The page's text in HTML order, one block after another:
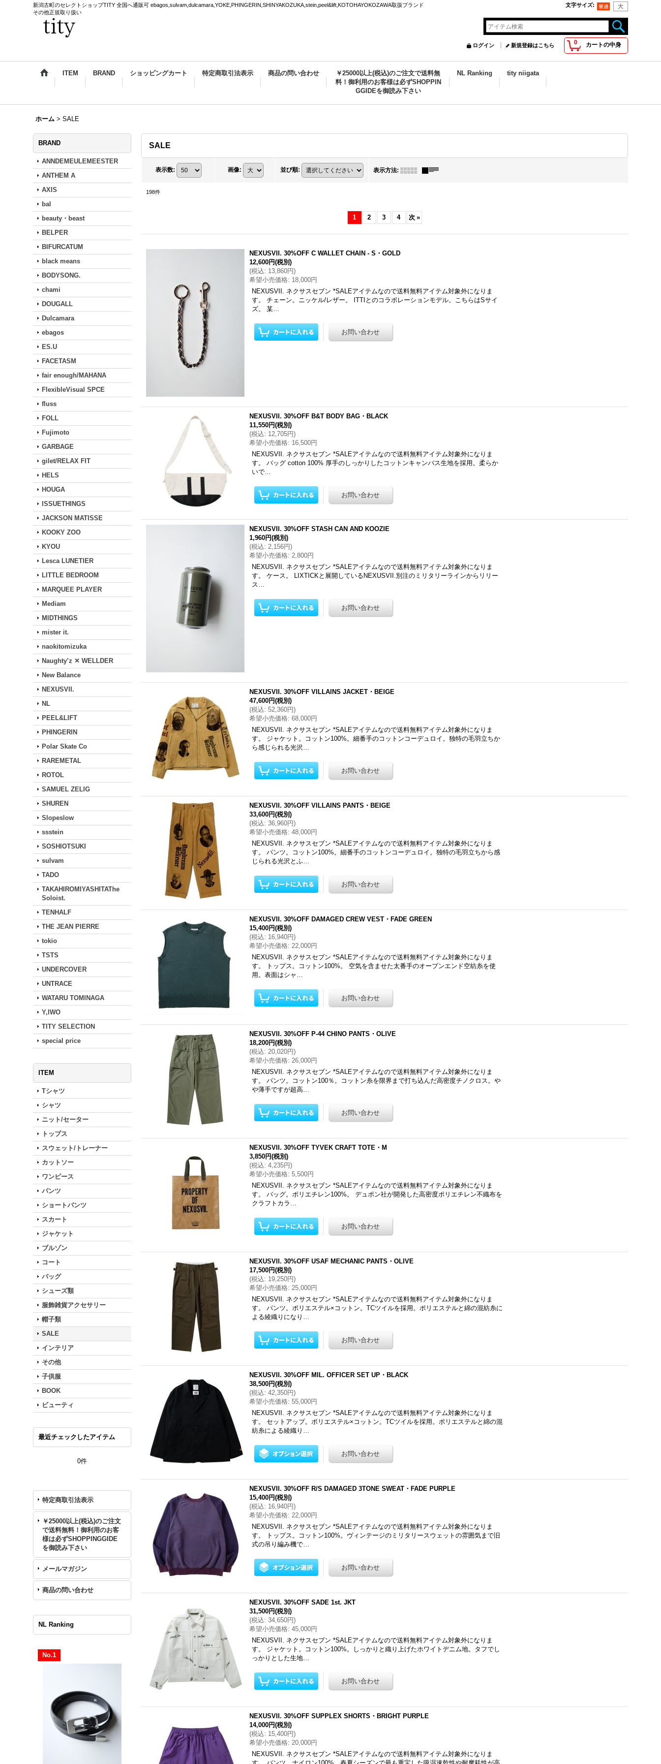
新潟古町のセレクトショップTITY 全国へ通販可 ebagos,sulvam,dulcamara,YOKE,PHINGERIN,SHINYAKOZUKA,stein,peel&lift,KOTOHAYOKOZAWA取扱ブランド
その他正規取り扱い
文字サイズ:
0 カートの中身
ログイン 新規登録はこちら
ITEM BRAND ショッピングカート 特定商取引法表示 商品の問い合わせ
￥25000以上(税込)のご注文で送料無
料！御利用のお客様は必ずSHOPPIN
GGIDEを御読み下さい
NL Ranking tity niigata
ホーム > SALE
BRAND
ANNDEMEULEMEESTER
ANTHEM A
AXIS
bal
beauty・beast
BELPER
BIFURCATUM
black means
BODYSONG.
chami
DOUGALL
Dulcamara
ebagos
ES.U
FACETASM
fair enough/MAHANA
FlexibleVisual SPCE
fluss
FOLL
Fujimoto
GARBAGE
gilet/RELAX FIT
HELS
HOUGA
ISSUETHINGS
JACKSON MATISSE
KOOKY ZOO
KYOU
Lesca LUNETIER
LITTLE BEDROOM
MARQUEE PLAYER
Mediam
MIDTHINGS
mister it.
naokitomizuka
Naughty’z ✕ WELLDER
New Balance
NEXUSVII.
NL
PEEL&LIFT
PHINGERIN
Polar Skate Co
RAREMETAL
ROTOL
SAMUEL ZELIG
SHUREN
Slopeslow
ssstein
SOSHIOTSUKI
sulvam
TADO
TAKAHIROMIYASHITAThe
Soloist.
TENHALF
THE JEAN PIERRE
tokio
TSTS
UNDERCOVER
UNTRACE
WATARU TOMINAGA
Y,IWO
TITY SELECTION
special price
ITEM
Tシャツ
シャツ
ニット/セーター
トップス
スウェット/トレーナー
カットソー
ワンピース
パンツ
ショートパンツ
スカート
ジャケット
ブルゾン
コート
バッグ
シューズ類
服飾雑貨アクセサリー
帽子類
SALE
インテリア
その他
子供服
BOOK
ビューティ
最近チェックしたアイテム
0件
特定商取引法表示
￥25000以上(税込)のご注文
で送料無料！御利用のお客
様は必ずSHOPPINGGIDE
を御読み下さい
メールマガジン
商品の問い合わせ
NL Ranking
No.1
SALE
表示数: 画像: 並び順: 表示方法:
198件
1 2 3 4 次 »
NEXUSVII. 30%OFF C WALLET CHAIN - S・GOLD
12,600円(税別)
(税込: 13,860円)
希望小売価格: 18,000円
NEXUSVII. ネクサスセブン *SALEアイテムなので送料無料アイテム対象外になりま
す。 チェーン。ニッケル/レザー。 ITTIとのコラボレーションモデル。こちらはSサイ
ズ。 某…
NEXUSVII. 30%OFF B&T BODY BAG・BLACK
11,550円(税別)
(税込: 12,705円)
希望小売価格: 16,500円
NEXUSVII. ネクサスセブン *SALEアイテムなので送料無料アイテム対象外になりま
す。 バッグ cotton 100% 厚手のしっかりしたコットンキャンバス生地を採用。柔らか
いで…
NEXUSVII. 30%OFF STASH CAN AND KOOZIE
1,960円(税別)
(税込: 2,156円)
希望小売価格: 2,800円
NEXUSVII. ネクサスセブン *SALEアイテムなので送料無料アイテム対象外になりま
す。 ケース。 LIXTICKと展開しているNEXUSVII.別注のミリタリーラインからリリー
ス…
NEXUSVII. 30%OFF VILLAINS JACKET・BEIGE
47,600円(税別)
(税込: 52,360円)
希望小売価格: 68,000円
NEXUSVII. ネクサスセブン *SALEアイテムなので送料無料アイテム対象外になりま
す。 ジャケット。コットン100%。細番手のコットンコーデュロイ。独特の毛羽立ちか
ら感じられる光沢…
NEXUSVII. 30%OFF VILLAINS PANTS・BEIGE
33,600円(税別)
(税込: 36,960円)
希望小売価格: 48,000円
NEXUSVII. ネクサスセブン *SALEアイテムなので送料無料アイテム対象外になりま
す。 パンツ。コットン100%。細番手のコットンコーデュロイ。独特の毛羽立ちから感
じられる光沢とふ…
NEXUSVII. 30%OFF DAMAGED CREW VEST・FADE GREEN
15,400円(税別)
(税込: 16,940円)
希望小売価格: 22,000円
NEXUSVII. ネクサスセブン *SALEアイテムなので送料無料アイテム対象外になりま
す。 トップス。コットン100%。 空気を含ませた太番手のオープンエンド空紡糸を使
用。表面はシャ…
NEXUSVII. 30%OFF P-44 CHINO PANTS・OLIVE
18,200円(税別)
(税込: 20,020円)
希望小売価格: 26,000円
NEXUSVII. ネクサスセブン *SALEアイテムなので送料無料アイテム対象外になりま
す。 パンツ。コットン100％。コットン糸を限界まで打ち込んだ高密度チノクロス。や
や薄手ですが超高…
NEXUSVII. 30%OFF TYVEK CRAFT TOTE・M
3,850円(税別)
(税込: 4,235円)
希望小売価格: 5,500円
NEXUSVII. ネクサスセブン *SALEアイテムなので送料無料アイテム対象外になりま
す。 バッグ。ポリエチレン100%。 デュポン社が開発した高密度ポリエチレン不織布を
クラフトカラ…
NEXUSVII. 30%OFF USAF MECHANIC PANTS・OLIVE
17,500円(税別)
(税込: 19,250円)
希望小売価格: 25,000円
NEXUSVII. ネクサスセブン *SALEアイテムなので送料無料アイテム対象外になりま
す。 パンツ。ポリエステル×コットン。TCツイルを採用。ポリエステルと綿の混紡糸に
よる綾織りになり…
NEXUSVII. 30%OFF MIL. OFFICER SET UP・BLACK
38,500円(税別)
(税込: 42,350円)
希望小売価格: 55,000円
NEXUSVII. ネクサスセブン *SALEアイテムなので送料無料アイテム対象外になりま
す。 セットアップ。ポリエステル×コットン。TCツイルを採用。ポリエステルと綿の混
紡糸による綾織り…
NEXUSVII. 30%OFF R/S DAMAGED 3TONE SWEAT・FADE PURPLE
15,400円(税別)
(税込: 16,940円)
希望小売価格: 22,000円
NEXUSVII. ネクサスセブン *SALEアイテムなので送料無料アイテム対象外になりま
す。 トップス。コットン100%。ヴィンテージのミリタリースウェットの雰囲気まで旧
式の吊り編み機で…
NEXUSVII. 30%OFF SADE 1st. JKT
31,500円(税別)
(税込: 34,650円)
希望小売価格: 45,000円
NEXUSVII. ネクサスセブン *SALEアイテムなので送料無料アイテム対象外になりま
す。 ジャケット。コットン100%。しっかりと織り上げたホワイトデニム地。タフでし
っかりとした生地…
NEXUSVII. 30%OFF SUPPLEX SHORTS・BRIGHT PURPLE
14,000円(税別)
(税込: 15,400円)
希望小売価格: 20,000円
NEXUSVII. ネクサスセブン *SALEアイテムなので送料無料アイテム対象外になりま